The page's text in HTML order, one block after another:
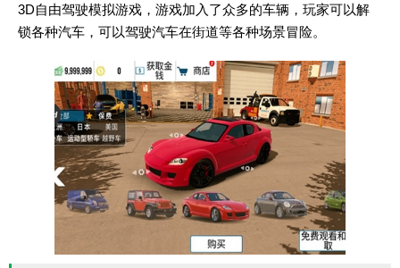
3D自由驾驶模拟游戏，游戏加入了众多的车辆，玩家可以解
锁各种汽车，可以驾驶汽车在街道等各种场景冒险。